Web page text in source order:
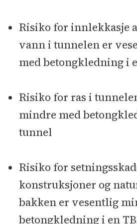
Risiko for innlekkasje
vann i tunnelen er
med betongkledning i
Risiko for ras i
mindre med
tunnel
Risiko for
konstruksjoner og
bakken er vesentlig
betongkledning i en